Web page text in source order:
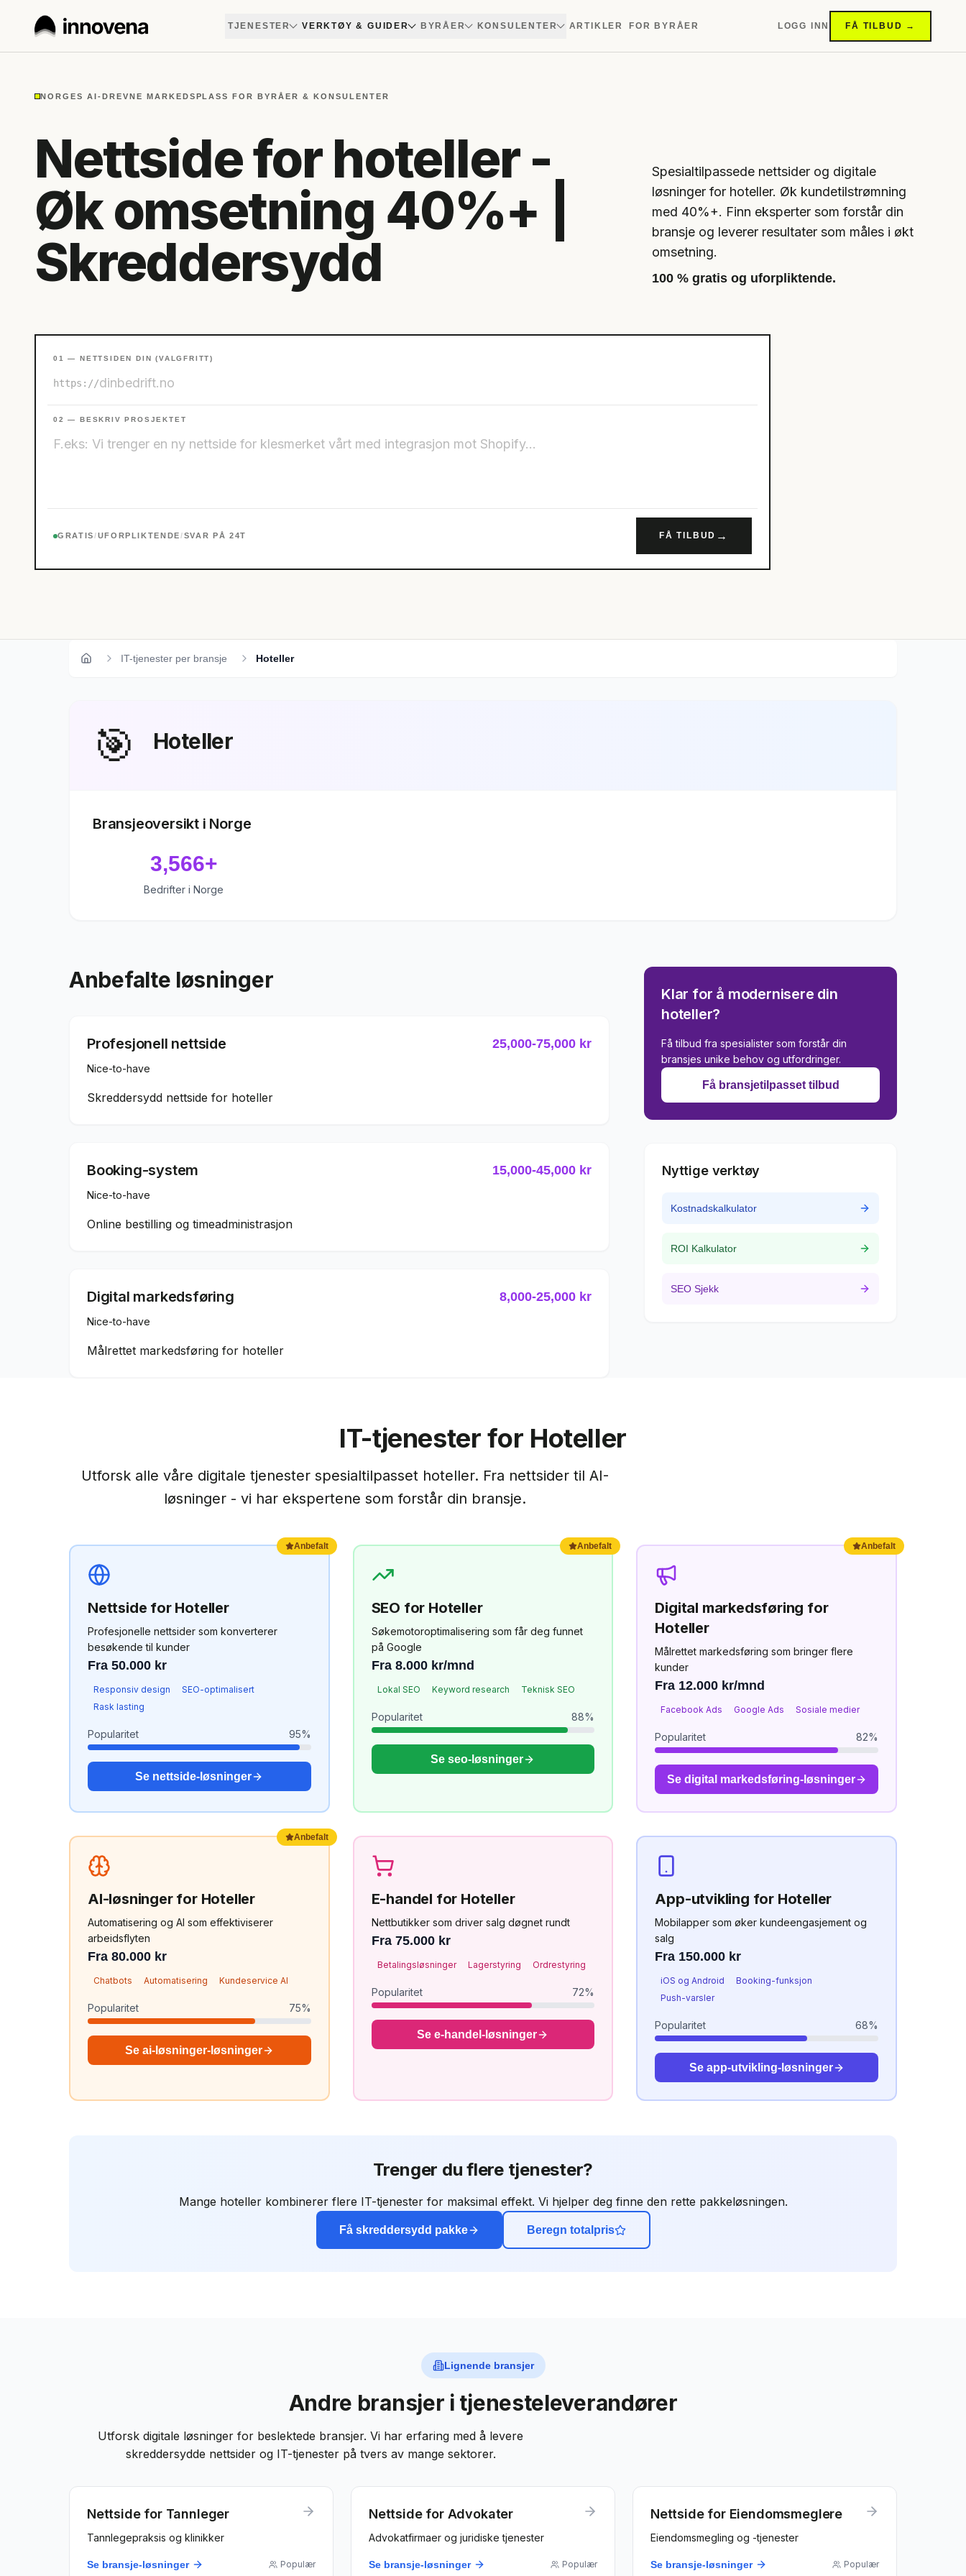
TJENESTER VERKTØY & GUIDER BYRÅER KONSULENTER ARTIKLER FOR BYRÅER LOGG INN FÅ TILBUD →
NORGES AI-DREVNE MARKEDSPLASS FOR BYRÅER & KONSULENTER
Nettside for hoteller -
Øk omsetning 40%+ |
Skreddersydd
Spesialtilpassede nettsider og digitale
løsninger for hoteller. Øk kundetilstrømning
med 40%+. Finn eksperter som forstår din
bransje og leverer resultater som måles i økt
omsetning.
100 % gratis og uforpliktende.
01 — NETTSIDEN DIN (VALGFRITT)
https://
02 — BESKRIV PROSJEKTET
GRATIS/UFORPLIKTENDE/SVAR PÅ 24T FÅ TILBUD →
Hjem IT-tjenester per bransje Hoteller
🎯 Hoteller
Bransjeoversikt i Norge
3,566+
Bedrifter i Norge
Anbefalte løsninger
Profesjonell nettside
Nice-to-have
25,000-75,000 kr
Skreddersydd nettside for hoteller
Booking-system
Nice-to-have
15,000-45,000 kr
Online bestilling og timeadministrasjon
Digital markedsføring
Nice-to-have
8,000-25,000 kr
Målrettet markedsføring for hoteller
Klar for å modernisere din
hoteller?
Få tilbud fra spesialister som forstår din
bransjes unike behov og utfordringer.
Få bransjetilpasset tilbud
Nyttige verktøy
Kostnadskalkulator
ROI Kalkulator
SEO Sjekk
IT-tjenester for Hoteller
Utforsk alle våre digitale tjenester spesialtilpasset hoteller. Fra nettsider til AI-
løsninger - vi har ekspertene som forstår din bransje.
Anbefalt
Nettside for Hoteller
Profesjonelle nettsider som konverterer
besøkende til kunder
Fra 50.000 kr
Responsiv design
SEO-optimalisert
Rask lasting
Popularitet 95%
Se nettside-løsninger
Anbefalt
SEO for Hoteller
Søkemotoroptimalisering som får deg funnet
på Google
Fra 8.000 kr/mnd
Lokal SEO Keyword research Teknisk SEO
Popularitet 88%
Seseo-løsninger
Anbefalt
Digital markedsføring for
Hoteller
Målrettet markedsføring som bringer flere
kunder
Fra 12.000 kr/mnd
Facebook Ads Google Ads Sosiale medier
Popularitet 82%
Se digital markedsføring-løsninger
Anbefalt
AI-løsningerfor Hoteller
Automatisering og AI som effektiviserer
arbeidsflyten
Fra 80.000 kr
Chatbots Automatisering Kundeservice AI
Popularitet 75%
Se ai-løsninger-løsninger
E-handel for Hoteller
Nettbutikker som driver salg døgnet rundt
Fra 75.000 kr
Betalingsløsninger Lagerstyring Ordrestyring
Popularitet 72%
See-handel-løsninger
App-utvikling for Hoteller
Mobilapper som øker kundeengasjement og
salg
Fra 150.000 kr
iOS og Android
Booking-funksjon
Push-varsler
Popularitet 68%
Se app-utvikling-løsninger
Trenger du flere tjenester?
Mange hotellerkombinerer flere IT-tjenester for maksimal effekt. Vi hjelper deg finne den rette pakkeløsningen.
Få skreddersydd pakke Beregn totalpris
Lignende bransjer
Andre bransjer i tjenesteleverandører
Utforsk digitale løsninger for beslektede bransjer. Vi har erfaring med å levere
skreddersydde nettsider og IT-tjenester på tvers av mange sektorer.
Nettside for Tannleger
Tannlegepraksis og klinikker
Se bransje-løsninger Populær
Nettside for Advokater
Advokatfirmaer og juridiske tjenester
Se bransje-løsninger Populær
Nettside for Eiendomsmeglere
Eiendomsmegling og -tjenester
Se bransje-løsninger Populær